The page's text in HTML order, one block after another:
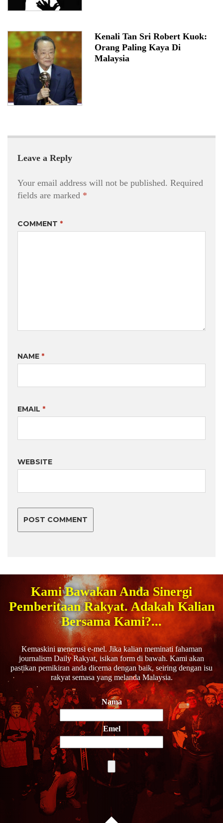
Kenali Tan Sri Robert Kuok:
Orang Paling Kaya Di
Malaysia
Leave a Reply
Your email address will not be published. Required
fields are marked *
COMMENT *
NAME *
EMAIL *
WEBSITE
Kami Bawakan Anda Sinergi
Pemberitaan Rakyat. Adakah Kalian
Bersama Kami?...
Kemaskini menerusi e-mel. Jika kalian meminati fahaman
journalism Daily Rakyat, isikan form di bawah. Kami akan
pastikan pemikiran anda dicerna dengan baik, seiring dengan isu
rakyat semasa yang melanda Malaysia.
Nama
Emel